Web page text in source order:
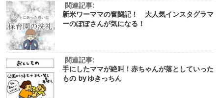
関連記事:
新米ワーママの奮闘記！ 大人気インスタグラマ
ーのぽぽさんが気になる！
関連記事:
手にしたママが絶叫！赤ちゃんが落としていった
もの by ゆきっちん